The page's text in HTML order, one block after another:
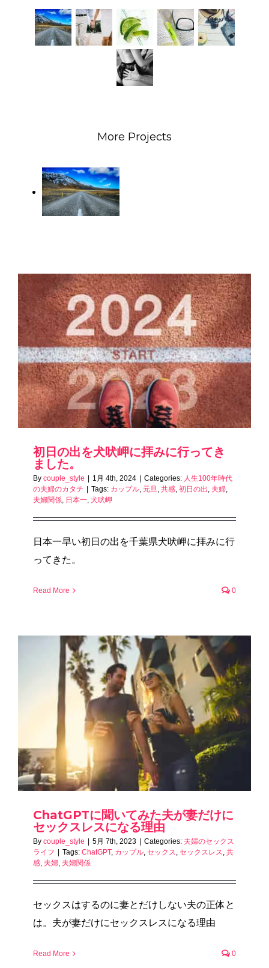
More Projects
Self
enlightenment
Charging
time
Write a
book
初日の出を犬吠岬に拝みに行ってき
ました。
By couple_style | 1月 4th, 2024 | Categories: 人生100年時代
の夫婦のカタチ | Tags: カップル 元旦 共感 初日の出 夫婦
夫婦関係 日本一 犬吠岬
日本一早い初日の出を千葉県犬吠岬に拝みに行
ってきた。
Read More 0
ChatGPTに聞いてみた夫が妻だけに
セックスレスになる理由
By couple_style 5月 7th, 2023 Categories: 夫婦のセックス
ライフ
Tags: ChatGPT, カップル, セックス, セックスレス, 共
感, 夫婦, 夫婦関係
セックスはするのに妻とだけしない夫の正体と
は。夫が妻だけにセックスレスになる理由
Read More 0